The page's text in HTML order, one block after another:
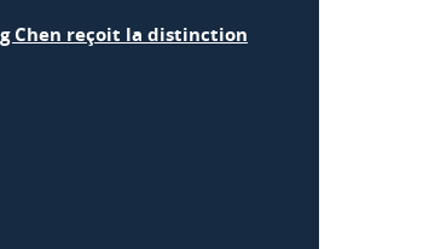
Chen reçoit la distinction